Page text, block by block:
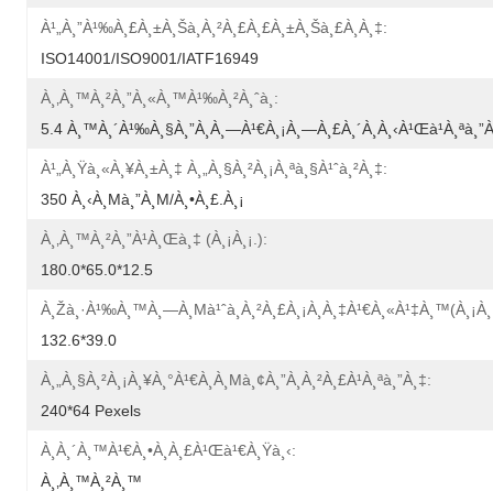
À¹„à¸”à¹‰à¸£à¸±à¸šà¸à¸²à¸£à¸£à¸±à¸šà¸£à¸­à¸‡:
ISO14001/ISO9001/IATF16949
À¸‚à¸™à¸²à¸”à¸«à¸™à¹‰à¸²à¸ˆà¸­:
5.4
À¹„à¸Ÿà¸«à¸¥à¸±à¸‡ À¸„à¸§à¸²à¸¡à¸ªà¸§à¹ˆà¸²à¸‡:
350 À¸‹à¸µà¸”à¸µ/à¸•à¸£.à¸¡
À¸‚à¸™à¸²à¸”à¹à¸œà¸‡ (à¸¡à¸¡.):
180.0*65.0*12.5
132.6*39.0
À¸„à¸§à¸²à¸¡à¸¥à¸°à¹€à¸­à¸µà¸¢à¸”à¸à¸²à¸£à¹à¸ªà¸”à¸‡:
240*64 Pexels
À¸­à¸´à¸™à¹€à¸•à¸­à¸£à¹Œà¹€à¸Ÿà¸‹:
À¸‚à¸™à¸²à¸™